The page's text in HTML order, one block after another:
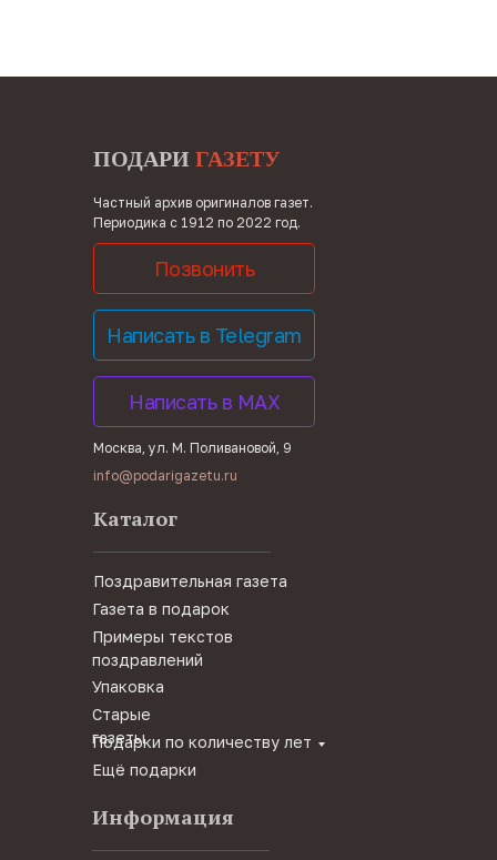
Частный архив оригиналов газет.
Периодика с 1912 по 2022 год.
Москва, ул. М. Поливановой, 9
info@podarigazetu.ru
Каталог
ПОДАРИГАЗЕТУ
Информация
Поздравительная газета
Газета в подарок
Упаковка
Примеры текстов
поздравлений
Старые
газеты
Ещё подарки
Подарки по количеству лет
Позвонить
Написать в Telegram
Написать в MAX